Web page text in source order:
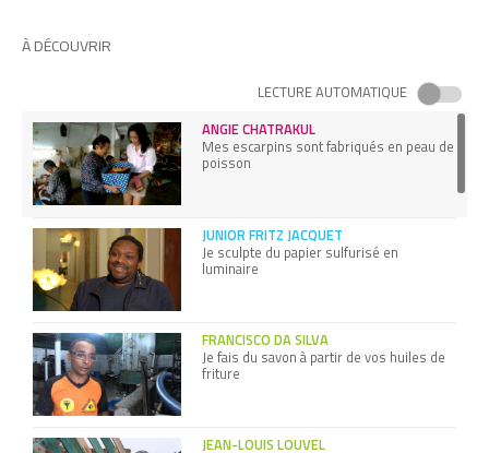
À DÉCOUVRIR
LECTURE AUTOMATIQUE
ANGIE CHATRAKUL
Mes escarpins sont fabriqués en peau de
poisson
JUNIOR FRITZ JACQUET
Je sculpte du papier sulfurisé en
luminaire
FRANCISCO DA SILVA
Je fais du savon à partir de vos huiles de
friture
JEAN-LOUIS LOUVEL